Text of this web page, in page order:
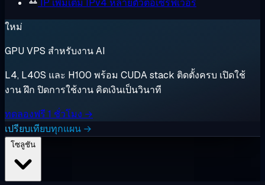
IP เพิ่มเติม IPv4 หลายตัวต่อเซิร์ฟเวอร์
ใหม่
GPU VPS สำหรับงาน AI
L4, L40S และ H100 พร้อม CUDA stack ติดตั้งครบ เปิดใช้
งาน ฝึก ปิดการใช้งาน คิดเงินเป็นวินาที
ทดลองฟรี 1 ชั่วโมง →
เปรียบเทียบทุกแผน →